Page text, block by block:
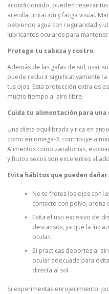
acondicionado, pueden resecar
arenilla, irritación y fatiga visual.
bebiendo agua con regularidad y
lubricantes oculares para
Protege tu cabeza y rostro
Además de las gafas de sol, usar
puede reducir significativamente
tus ojos. Esta protección extra es
mucho tiempo al aire libre.
Cuida tu alimentación para
Una dieta equilibrada y rica en
como en omega-3, contribuye a
Alimentos como zanahorias,
y frutos secos son excelentes
Evita hábitos que pueden
No te frotes los ojos con
contacto con polvo, arena
Evita el uso excesivo de
descansos, ya que la luz
ocular.
Si practicas deportes al
ocular adecuada para
directa al sol.
Si experimentas enrojecimiento,